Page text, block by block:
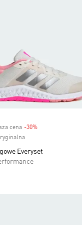
cena -30%Discount
Everyset